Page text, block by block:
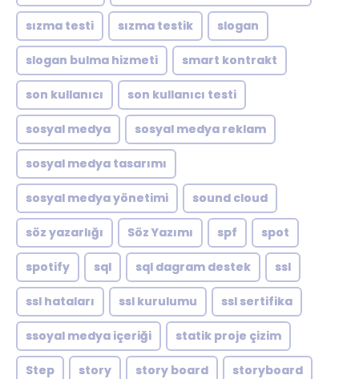
sızma testi sızma testik slogan
slogan bulma hizmeti smart kontrakt
son kullanıcı son kullanıcı testi
sosyal medya sosyal medya reklam
sosyal medya tasarımı
sosyal medya yönetimi sound cloud
söz yazarlığı Söz Yazımı spf spot
spotify sql sql dagram destek ssl
ssl hataları ssl kurulumu ssl sertifika
ssoyal medya içeriği statik proje çizim
Step story story board storyboard